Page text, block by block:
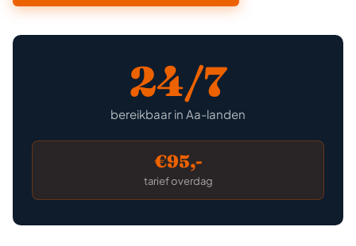
24/7
bereikbaar in Aa-landen
€95,-
tarief overdag